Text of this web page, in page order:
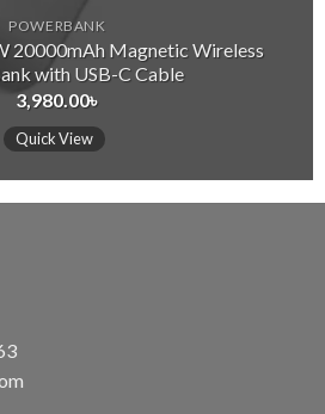
POWERBANK
20000mAh Magnetic Wireless
with USB-C Cable
3,980.00৳
Quick View